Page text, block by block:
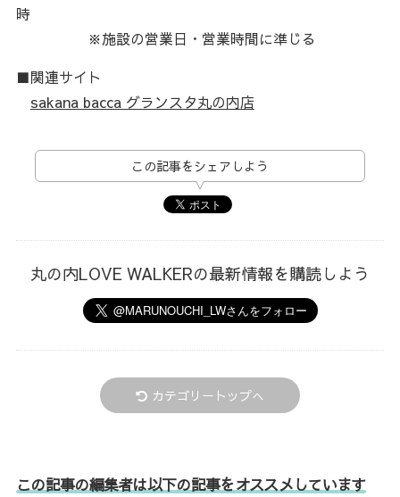
時
※施設の営業日・営業時間に準じる
■関連サイト
sakana bacca グランスタ丸の内店
この記事をシェアしよう
丸の内LOVE WALKERの最新情報を購読しよう
カテゴリートップへ
この記事の編集者は以下の記事をオススメしています